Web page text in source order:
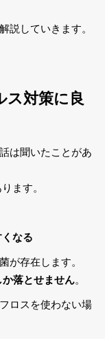
説していきます。
ス対策に良
は聞いたことがあ
ます。
なる
が存在します。
落とせません。
ロスを使わない場